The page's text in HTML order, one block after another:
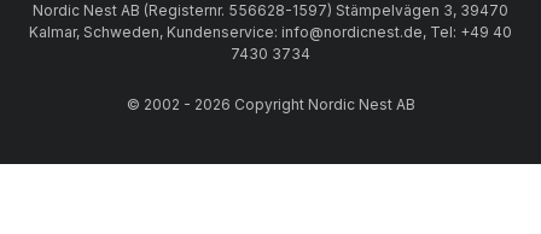
Nordic Nest AB (Registernr. 556628-1597) Stämpelvägen 3, 39470
Kalmar, Schweden, Kundenservice: info@nordicnest.de, Tel: +49 40
7430 3734
© 2002 - 2026 Copyright Nordic Nest AB